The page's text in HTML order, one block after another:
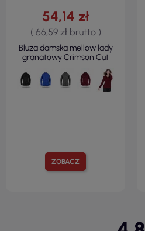
ZOBACZ
54,14 zł
( 66,59 zł brutto )
Bluza damska mellow lady
granatowy Crimson Cut